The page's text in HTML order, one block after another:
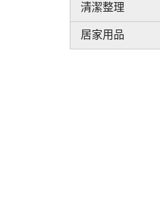
清潔整理
居家用品